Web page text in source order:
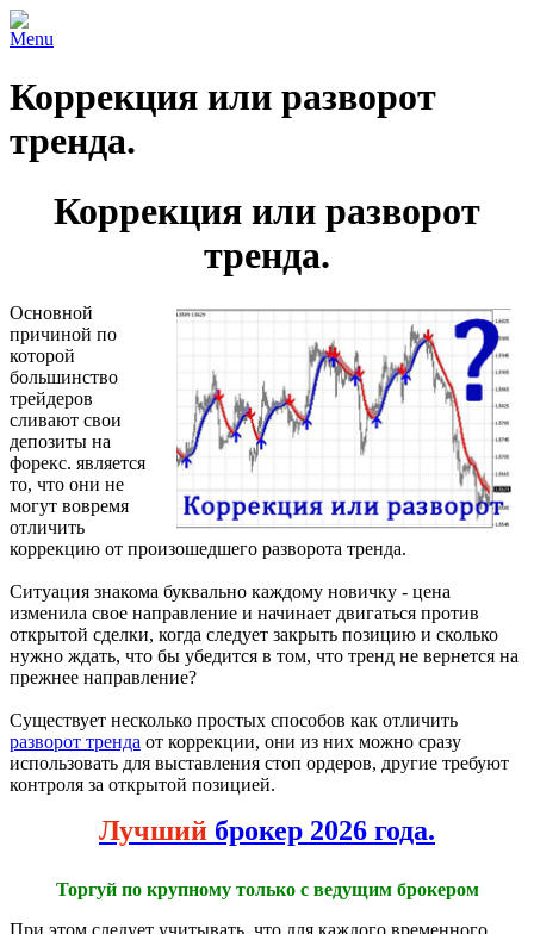
Menu
Коррекция или разворот
тренда.
Коррекция или разворот
тренда.
Основной
причиной по
которой
большинство
трейдеров
сливают свои
депозиты на
форекс. является
то, что они не
могут вовремя
отличить
коррекцию от произошедшего разворота тренда.
Ситуация знакома буквально каждому новичку - цена
изменила свое направление и начинает двигаться против
открытой сделки, когда следует закрыть позицию и сколько
нужно ждать, что бы убедится в том, что тренд не вернется на
прежнее направление?
Существует несколько простых способов как отличить
разворот тренда от коррекции, они из них можно сразу
использовать для выставления стоп ордеров, другие требуют
контроля за открытой позицией.
Лучший брокер 2026 года.
Торгуй по крупному только с ведущим брокером